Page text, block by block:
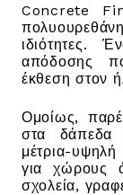
Concrete
ιδιότητες.
απόδοσης
έκθεση στον
Ομοίως,
στα δάπεδα
μέτρια-υψηλή
για χώρους
σχολεία,